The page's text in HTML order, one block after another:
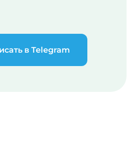
в Telegram